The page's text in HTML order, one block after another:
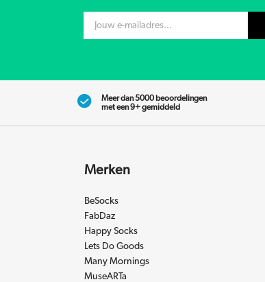
Meer dan 5000 beoordelingen
met een 9+ gemiddeld
Merken
BeSocks
FabDaz
Happy Socks
Lets Do Goods
Many Mornings
MuseARTa